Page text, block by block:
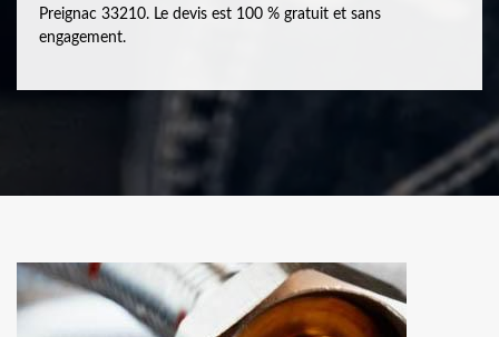
Preignac 33210. Le devis est 100 % gratuit et sans
engagement.